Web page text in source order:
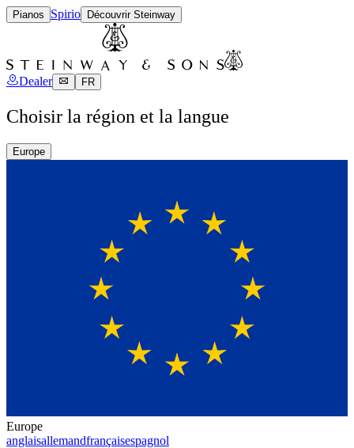
Pianos Spirio Découvrir Steinway
Dealer FR
Choisir la région et la langue
Europe
Europe
anglaisallemandfrançaisespagnol